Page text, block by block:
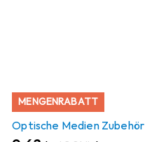
MENGENRABATT
Optische Medien Zubehör